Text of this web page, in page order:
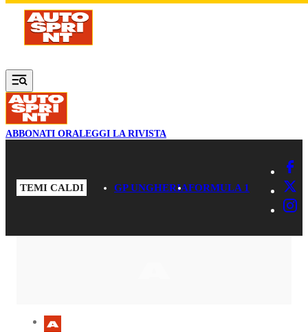
Vai al contenuto principale
ABBONATI ORALEGGI LA RIVISTA
TEMI CALDI GP UNGHERIAFORMULA 1